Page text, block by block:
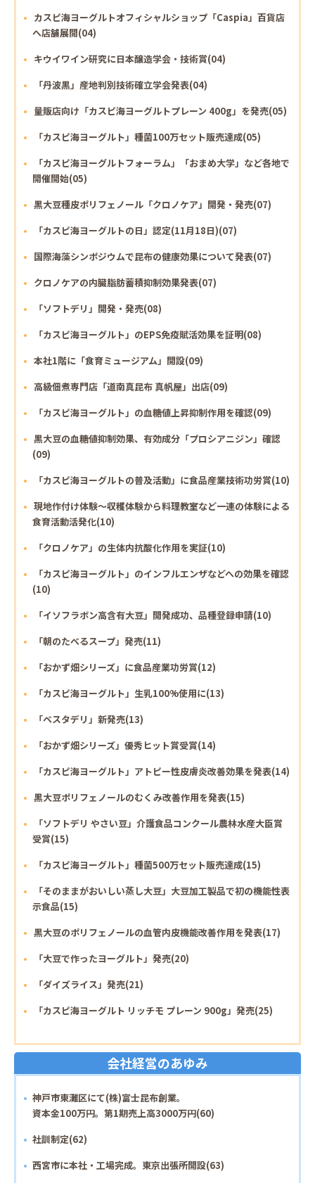
カスピ海ヨーグルトオフィシャルショップ「Caspia」百貨店
へ店舗展開(04)
キウイワイン研究に日本醸造学会・技術賞(04)
「丹波黒」産地判別技術確立学会発表(04)
量販店向け「カスピ海ヨーグルトプレーン 400g」を発売(05)
「カスピ海ヨーグルト」種菌100万セット販売達成(05)
「カスピ海ヨーグルトフォーラム」「おまめ大学」など各地で
開催開始(05)
黒大豆種皮ポリフェノール「クロノケア」開発・発売(07)
「カスピ海ヨーグルトの日」認定(11月18日)(07)
国際海藻シンポジウムで昆布の健康効果について発表(07)
クロノケアの内臓脂肪蓄積抑制効果発表(07)
「ソフトデリ」開発・発売(08)
「カスピ海ヨーグルト」のEPS免疫賦活効果を証明(08)
本社1階に「食育ミュージアム」開設(09)
高級佃煮専門店「道南真昆布 真帆屋」出店(09)
「カスピ海ヨーグルト」の血糖値上昇抑制作用を確認(09)
黒大豆の血糖値抑制効果、有効成分「プロシアニジン」確認
(09)
「カスピ海ヨーグルトの普及活動」に食品産業技術功労賞(10)
現地作付け体験～収穫体験から料理教室など一連の体験による
食育活動活発化(10)
「クロノケア」の生体内抗酸化作用を実証(10)
「カスピ海ヨーグルト」のインフルエンザなどへの効果を確認
(10)
「イソフラボン高含有大豆」開発成功、品種登録申請(10)
「朝のたべるスープ」発売(11)
「おかず畑シリーズ」に食品産業功労賞(12)
「カスピ海ヨーグルト」生乳100%使用に(13)
「ベスタデリ」新発売(13)
「おかず畑シリーズ」優秀ヒット賞受賞(14)
「カスピ海ヨーグルト」アトピー性皮膚炎改善効果を発表(14)
黒大豆ポリフェノールのむくみ改善作用を発表(15)
「ソフトデリ やさい豆」介護食品コンクール農林水産大臣賞
受賞(15)
「カスピ海ヨーグルト」種菌500万セット販売達成(15)
「そのままがおいしい蒸し大豆」大豆加工製品で初の機能性表
示食品(15)
黒大豆のポリフェノールの血管内皮機能改善作用を発表(17)
「大豆で作ったヨーグルト」発売(20)
「ダイズライス」発売(21)
「カスピ海ヨーグルト リッチモ プレーン 900g」発売(25)
会社経営のあゆみ
神戸市東灘区にて(株)富士昆布創業。
資本金100万円。第1期売上高3000万円(60)
社訓制定(62)
西宮市に本社・工場完成。東京出張所開設(63)